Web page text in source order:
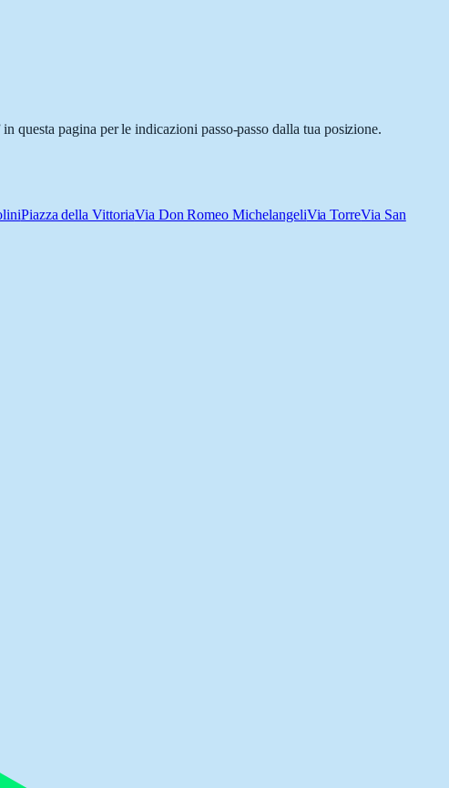
pagina per le indicazioni passo-passo dalla tua posizione.
Piazza della VittoriaVia Don Romeo MichelangeliVia TorreVia San